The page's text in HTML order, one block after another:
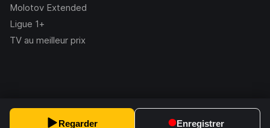
Regarder Enregistrer
Molotov Extended
Ligue 1+
TV au meilleur prix
2.228.1